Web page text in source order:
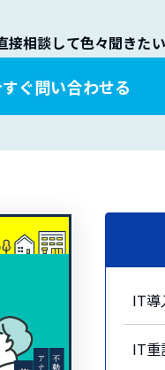
接相談して色々聞きたい
ぐ問い合わせる
IT導
IT重